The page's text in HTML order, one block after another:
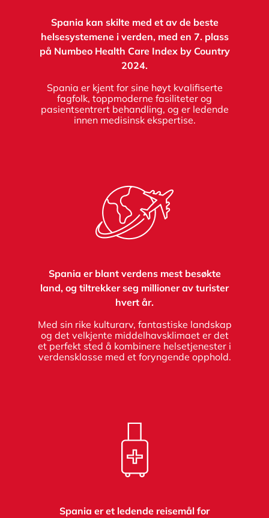
Spania kan skilte med et av de beste
helsesystemene i verden, med en 7. plass
på Numbeo Health Care Index by Country
2024.
Spania er kjent for sine høyt kvalifiserte
fagfolk, toppmoderne fasiliteter og
pasientsentrert behandling, og er ledende
innen medisinsk ekspertise.
Spania er blant verdens mest besøkte
land, og tiltrekker seg millioner av turister
hvert år.
Med sin rike kulturarv, fantastiske landskap
og det velkjente middelhavsklimaet er det
et perfekt sted å kombinere helsetjenester i
verdensklasse med et foryngende opphold.
Spania er et ledende reisemål for